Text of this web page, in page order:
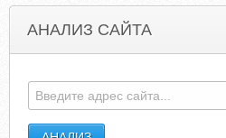
АНАЛИЗ САЙТА